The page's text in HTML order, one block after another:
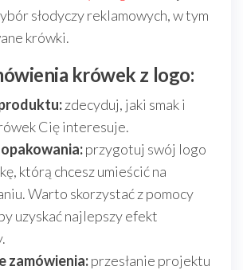
słodyczy reklamowych, w tym
krówki.
krówek z logo:
zdecyduj, jaki smak i
Cię interesuje.
przygotuj swój logo
którą chcesz umieścić na
Warto skorzystać z pomocy
uzyskać najlepszy efekt
zamówienia:przesłanie projektu